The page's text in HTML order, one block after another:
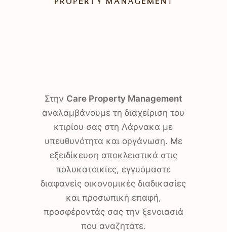
Στην Care Property Management
αναλαμβάνουμε τη διαχείριση του
κτιρίου σας στη Λάρνακα με
υπευθυνότητα και οργάνωση. Με
εξειδίκευση αποκλειστικά στις
πολυκατοικίες, εγγυόμαστε
διαφανείς οικονομικές διαδικασίες
και προσωπική επαφή,
προσφέροντάς σας την ξενοιασιά
που αναζητάτε.